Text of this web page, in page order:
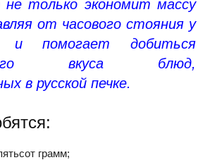
не только экономит массу
от часового стояния у
помогает добиться
вкуса блюд,
в русской печке.
грамм;